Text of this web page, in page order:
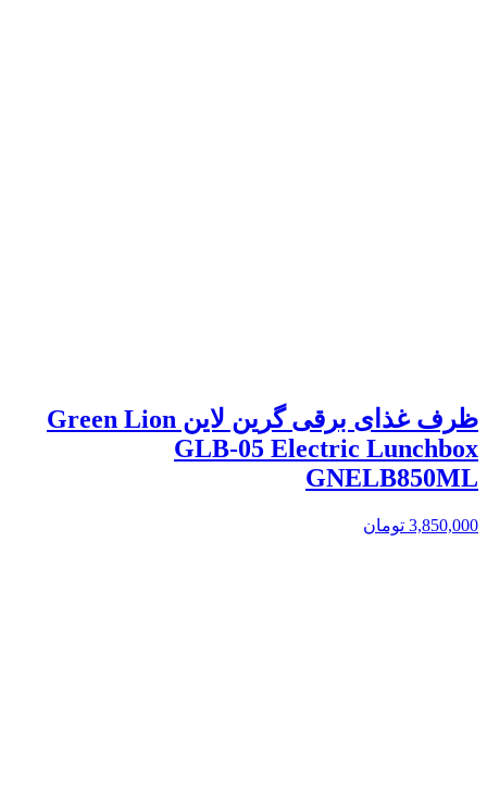
ظرف غذای برقی گرین لاین Green Lion
GLB-05 Electric Lunchbox
GNELB850ML
3,850,000 تومان